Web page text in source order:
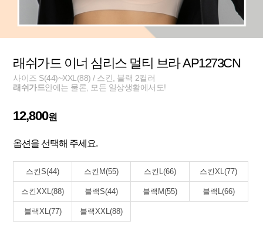
래쉬가드 이너 심리스 멀티 브라 AP1273CN
사이즈 S(44)~XXL(88) / 스킨, 블랙 2컬러
래쉬가드안에는 물론, 모든 일상생활에서도!
12,800원
옵션을 선택해 주세요.
스킨S(44) 스킨M(55) 스킨L(66) 스킨XL(77)
스킨XXL(88) 블랙S(44) 블랙M(55) 블랙L(66)
블랙XL(77) 블랙XXL(88)